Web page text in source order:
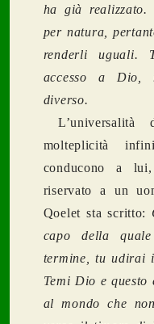
ha già
per natura,
renderli uguali.
accesso a Dio,
diverso.
molteplicità
conducono a
riservato a un
Qoelet sta scritto:
capo della
termine, tu udirai
Temi Dio e questo
al mondo che